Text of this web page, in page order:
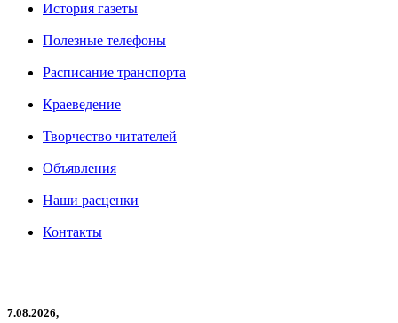
История газеты
|
Полезные телефоны
|
Расписание транспорта
|
Краеведение
|
Творчество читателей
|
Объявления
|
Наши расценки
|
Контакты
|
7.08.2026,